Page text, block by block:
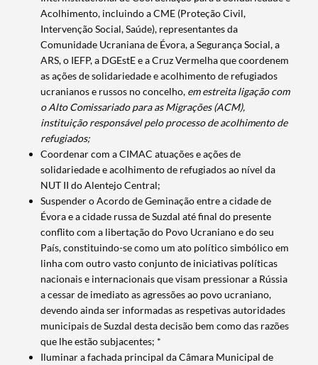
Search term
Categories
Filters
Acolhimento, incluindo a CME (Proteção Civil,
Intervenção Social, Saúde), representantes da
Comunidade Ucraniana de Évora, a Segurança Social, a
ARS, o IEFP, a DGEstE e a Cruz Vermelha que coordenem
as ações de solidariedade e acolhimento de refugiados
ucranianos e russos no concelho, em estreita ligação com
o Alto Comissariado para as Migrações (ACM),
instituição responsável pelo processo de acolhimento de
refugiados;
Coordenar com a CIMAC atuações e ações de
solidariedade e acolhimento de refugiados ao nível da
NUT II do Alentejo Central;
Suspender o Acordo de Geminação entre a cidade de
Évora e a cidade russa de Suzdal até final do presente
conflito com a libertação do Povo Ucraniano e do seu
País, constituindo-se como um ato político simbólico em
linha com outro vasto conjunto de iniciativas políticas
nacionais e internacionais que visam pressionar a Rússia
a cessar de imediato as agressões ao povo ucraniano,
devendo ainda ser informadas as respetivas autoridades
municipais de Suzdal desta decisão bem como das razões
que lhe estão subjacentes; *
Iluminar a fachada principal da Câmara Municipal de